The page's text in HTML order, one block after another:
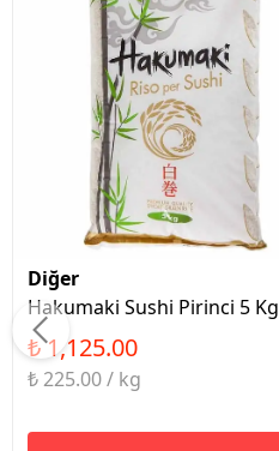
Diğer
Hakumaki Sushi Pirinci 5 Kg
₺ 1,125.00
₺ 225.00 / kg